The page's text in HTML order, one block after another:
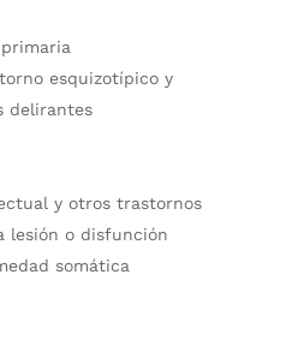
esquizotípico y
delirantes
y otros trastornos
lesión o disfunción
somática